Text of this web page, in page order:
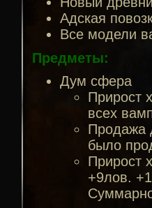
Адская
Все модели
Предметы:
Дум сфера
Прирост
всех
Продажа
было
Прирост
+9лов.